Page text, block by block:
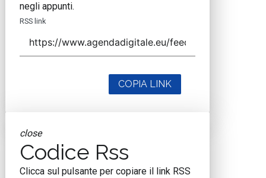
negli appunti.
RSS link
COPIA LINK
close
Codice Rss
Clicca sul pulsante per copiare il link RSS